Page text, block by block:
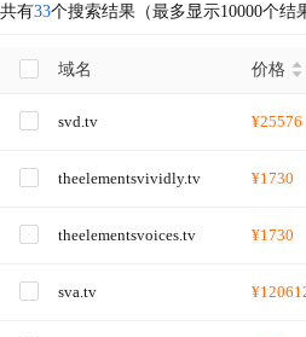
共有33个搜索结果（最多显示10000个结
域名 价格
svd.tv ¥25576
theelementsvividly.tv ¥1730
theelementsvoices.tv ¥1730
sva.tv